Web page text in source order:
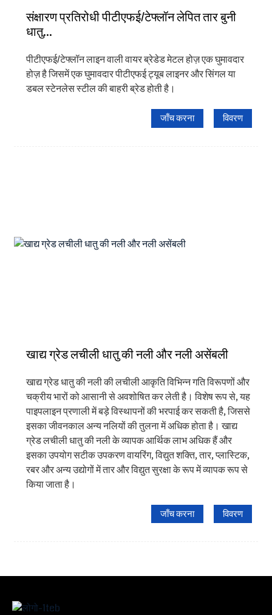
संक्षारण प्रतिरोधी पीटीएफई/टेफ्लॉन लेपित तार बुनी
धातु...
पीटीएफई/टेफ्लॉन लाइन वाली वायर ब्रेडेड मेटल होज़ एक घुमावदार
होज़ है जिसमें एक घुमावदार पीटीएफई ट्यूब लाइनर और सिंगल या
डबल स्टेनलेस स्टील की बाहरी ब्रेड होती है।
जाँच करना विवरण
खाद्य ग्रेड लचीली धातु की नली और नली असेंबली
खाद्य ग्रेड धातु की नली की लचीली आकृति विभिन्न गति विरूपणों और
चक्रीय भारों को आसानी से अवशोषित कर लेती है। विशेष रूप से, यह
पाइपलाइन प्रणाली में बड़े विस्थापनों की भरपाई कर सकती है, जिससे
इसका जीवनकाल अन्य नलियों की तुलना में अधिक होता है। खाद्य
ग्रेड लचीली धातु की नली के व्यापक आर्थिक लाभ अधिक हैं और
इसका उपयोग सटीक उपकरण वायरिंग, विद्युत शक्ति, तार, प्लास्टिक,
रबर और अन्य उद्योगों में तार और विद्युत सुरक्षा के रूप में व्यापक रूप से
किया जाता है।
जाँच करना विवरण